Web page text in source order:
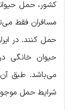
کشور، حمل
مسافران فقط
حمل کنند. در
حیوان خانگی
می‌باشد. طبق
شرایط حمل